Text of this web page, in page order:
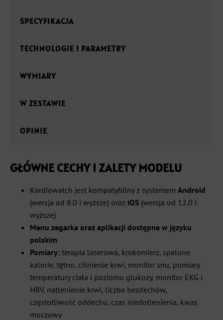
SPECYFIKACJA
TECHNOLOGIE I PARAMETRY
WYMIARY
W ZESTAWIE
OPINIE
GŁÓWNE CECHY I ZALETY MODELU
Kardiowatch jest kompatybilny z systemem Android
(wersja od 8.0 i wyższe) oraz iOS (wersja od 12.0 i
wyższe)
Menu zegarka oraz aplikacji dostępne w języku
polskim
Pomiary: terapia laserowa, krokomierz, spalone
kalorie, tętno, ciśnienie krwi, monitor snu, pomiary
temperatury ciała i poziomu glukozy, monitor EKG i
HRV, natlenienie krwi, liczba bezdechów,
częstotliwość oddechu, czas niedotlenienia, kwas
moczowy